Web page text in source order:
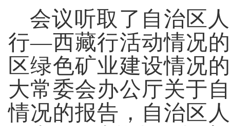
会议听取了自治区
行—西藏行活动情况
区绿色矿业建设情况
大常委会办公厅关于
情况的报告，自治区